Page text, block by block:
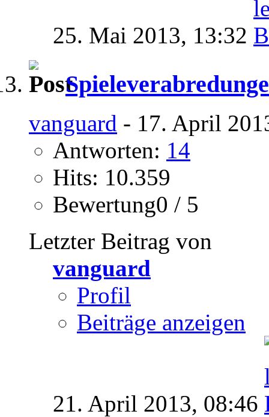
25. Mai 2013, 13:32
vanguard - 17. April
Antworten: 14
Hits: 10.359
Bewertung0 / 5
Letzter Beitrag von
vanguard
Profil
Beiträge anzeigen
21. April 2013, 08:46